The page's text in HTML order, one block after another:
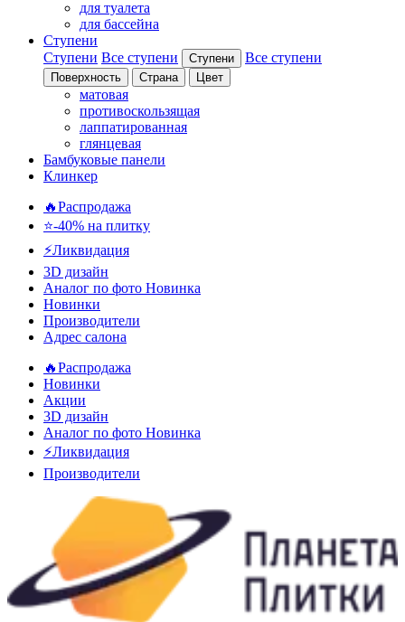
для туалета
для бассейна
Ступени
Ступени Все ступени Ступени Все ступени
Поверхность Страна Цвет
матовая
противоскользящая
лаппатированная
глянцевая
Бамбуковые панели
Клинкер
🔥Распродажа
⭐-40% на плитку
⚡️Ликвидация
3D дизайн
Аналог по фото Новинка
Новинки
Производители
Адрес салона
🔥Распродажа
Новинки
Акции
3D дизайн
Аналог по фото Новинка
⚡Ликвидация
Производители